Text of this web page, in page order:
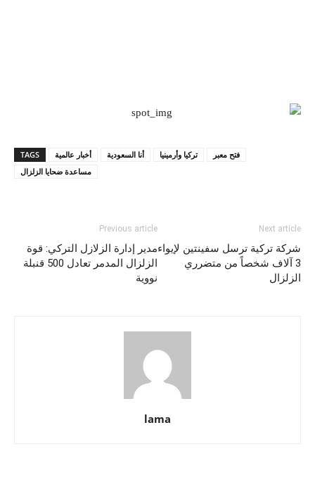
TAGS أخبار عالمية أنا السعودية تركيا وأرمينيا
فتح معبر
مساعدة ضحايا الزلزال
Previous article
مدير إدارة الزلازل التركي: قوة
الزلزال المدمر تعادل 500 قنبلة
نووية
Next article
شركة تركية ترسل سفينتين لإيواء
3 آلاف شخصاً من متضرري
الزلزال
lama